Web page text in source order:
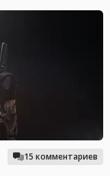
15 комментариев